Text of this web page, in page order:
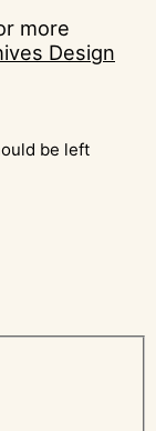
more
Design
be left